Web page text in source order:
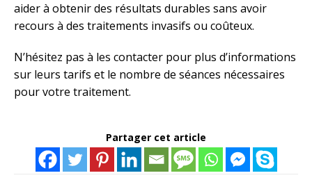
aider à obtenir des résultats durables sans avoir
recours à des traitements invasifs ou coûteux.
N’hésitez pas à les contacter pour plus d’informations
sur leurs tarifs et le nombre de séances nécessaires
pour votre traitement.
Partager cet article